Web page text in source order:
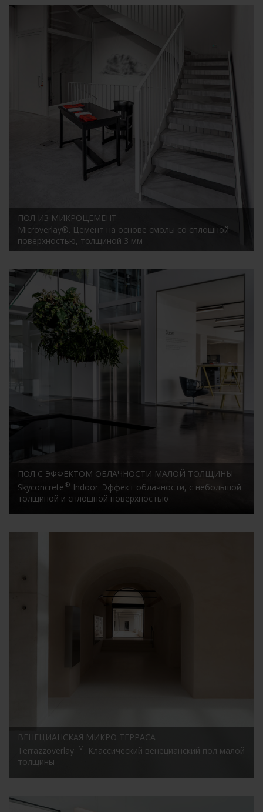
ПОЛ ИЗ МИКРОЦЕМЕНТ
Microverlay®. Цемент на основе смолы со сплошной
поверхностью, толщиной 3 мм
ПОЛ С ЭФФЕКТОМ ОБЛАЧНОСТИ МАЛОЙ ТОЛЩИНЫ
Skyconcrete® Indoor. Эффект облачности, с небольшой
толщиной и сплошной поверхностью
ВЕНЕЦИАНСКАЯ МИКРО ТЕРРАСА
TerrazzoverlayTM. Классический венецианский пол малой
толщины